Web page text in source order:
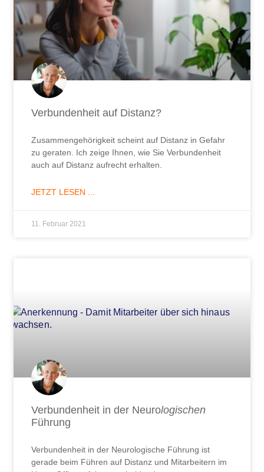
Verbundenheit auf Distanz?
Zusammengehörigkeit scheint auf Distanz in Gefahr
zu geraten. Ich zeige Ihnen, wie Sie Verbundenheit
auch auf Distanz aufrecht erhalten.
JETZT LESEN ...
11. Februar 2021
Verbundenheit in der Neurologischen
Führung
Verbundenheit in der Neurologische Führung ist
gerade beim Führen auf Distanz und Mitarbeitern im